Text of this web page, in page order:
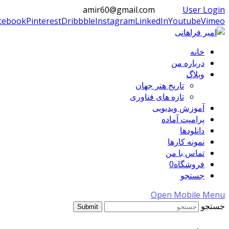
amir60@gmail.com
User Login
PinterestDribbbleInstagramLinkedInYoutubeVimeo
خانه
درباره من
وبلاگ
تاریخ هنر جهان
تازه های فناوری
آموزش ویدیویی
پرامپت آماده
دانلودها
نمونه کارها
تماس با من
فروشگاه0
جستجو
Open Mobile Menu
جستجو
Submit